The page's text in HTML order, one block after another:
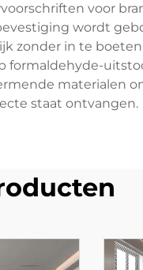
voor
wordt
zonder in te
materialen
staat ontvangen.